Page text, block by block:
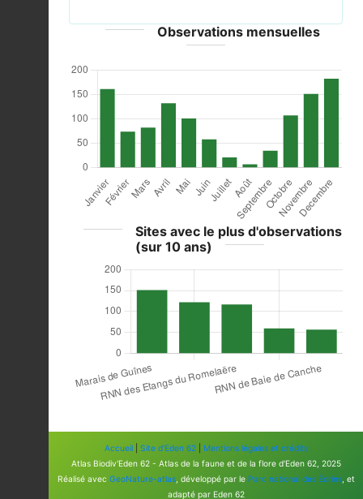
Observations mensuelles
Sites avec le plus d'observations
(sur 10 ans)
Accueil| Site d'Eden 62|
Mentions légales et crédits
Atlas Biodiv'Eden 62 - Atlas de la faune et de la flore d'Eden 62, 2025
Réalisé avec GeoNature-atlas, développé par le Parc national des Écrins, et
adapté par Eden 62